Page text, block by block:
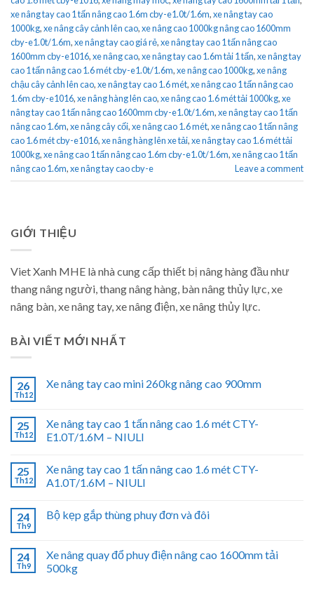
xe nâng tay cao 1 tấn nâng cao 1.6m cby-e1.0t/1.6m,xe nâng tay cao
1000kg,xe nâng cây cảnh lên cao,xe nâng cao 1000kg nâng cao 1600mm
cby-e1.0t/1.6m,xe nâng tay cao giá rẻ,xe nâng tay cao 1 tấn nâng cao
1600mm cby-e1016,xe nâng cao,xe nâng tay cao 1.6m tải 1 tấn,xe nâng tay
cao 1 tấn nâng cao 1.6 mét cby-e1.0t/1.6m,xe nâng cao 1000kg,xe nâng
chậu cây cảnh lên cao,xe nâng tay cao 1.6 mét,xe nâng cao 1 tấn nâng cao
1.6m cby-e1016,xe nâng hàng lên cao,xe nâng cao 1.6 mét tải 1000kg,xe
nâng tay cao 1 tấn nâng cao 1600mm cby-e1.0t/1.6m,xe nâng tay cao 1 tấn
nâng cao 1.6m,xe nâng cây cối,xe nâng cao 1.6 mét,xe nâng cao 1 tấn nâng
cao 1.6 mét cby-e1016,xe nâng hàng lên xe tải,xe nâng tay cao 1.6 mét tải
1000kg,xe nâng cao 1 tấn nâng cao 1.6m cby-e1.0t/1.6m,xe nâng cao 1 tấn
nâng cao 1.6m,xe nâng tay cao cby-e Leave a comment
GIỚI THIỆU
Viet Xanh MHE là nhà cung cấp thiết bị nâng hàng đầu như
thang nâng người, thang nâng hàng, bàn nâng thủy lực, xe
nâng bàn, xe nâng tay, xe nâng điện, xe nâng thủy lực.
BÀI VIẾT MỚI NHẤT
26
Th12
Xe nâng tay cao mini 260kg nâng cao 900mm
25
Th12
Xe nâng tay cao 1 tấn nâng cao 1.6 mét CTY-
E1.0T/1.6M – NIULI
25
Th12
Xe nâng tay cao 1 tấn nâng cao 1.6 mét CTY-
A1.0T/1.6M – NIULI
24
Th9
Bộ kẹp gắp thùng phuy đơn và đôi
24
Th9
Xe nâng quay đổ phuy điện nâng cao 1600mm tải
500kg